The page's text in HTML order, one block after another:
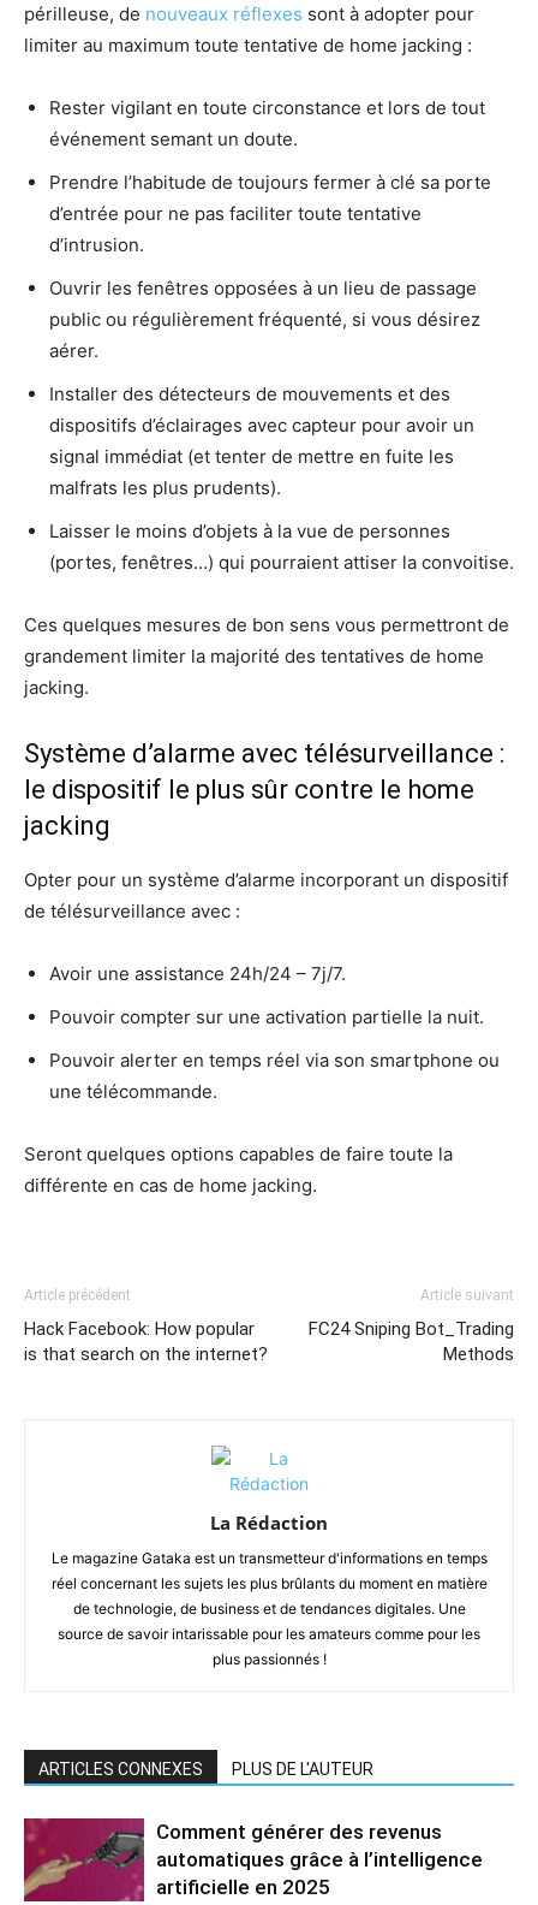
périlleuse, de nouveaux réflexes sont à adopter pour
limiter au maximum toute tentative de home jacking :
Rester vigilant en toute circonstance et lors de tout
événement semant un doute.
Prendre l’habitude de toujours fermer à clé sa porte
d’entrée pour ne pas faciliter toute tentative
d’intrusion.
Ouvrir les fenêtres opposées à un lieu de passage
public ou régulièrement fréquenté, si vous désirez
aérer.
Installer des détecteurs de mouvements et des
dispositifs d’éclairages avec capteur pour avoir un
signal immédiat (et tenter de mettre en fuite les
malfrats les plus prudents).
Laisser le moins d’objets à la vue de personnes
(portes, fenêtres…) qui pourraient attiser la convoitise.
Ces quelques mesures de bon sens vous permettront de
grandement limiter la majorité des tentatives de home
jacking.
Système d’alarme avec télésurveillance :
le dispositif le plus sûr contre le home
jacking
Opter pour un système d’alarme incorporant un dispositif
de télésurveillance avec :
Avoir une assistance 24h/24 – 7j/7.
Pouvoir compter sur une activation partielle la nuit.
Pouvoir alerter en temps réel via son smartphone ou
une télécommande.
Seront quelques options capables de faire toute la
différente en cas de home jacking.
Article précédent
Hack Facebook: How popular
is that search on the internet?
Article suivant
FC24 Sniping Bot_Trading
Methods
La Rédaction
Le magazine Gataka est un transmetteur d'informations en temps
réel concernant les sujets les plus brûlants du moment en matière
de technologie, de business et de tendances digitales. Une
source de savoir intarissable pour les amateurs comme pour les
plus passionnés !
ARTICLES CONNEXES PLUS DE L'AUTEUR
Comment générer des revenus
automatiques grâce à l’intelligence
artificielle en 2025